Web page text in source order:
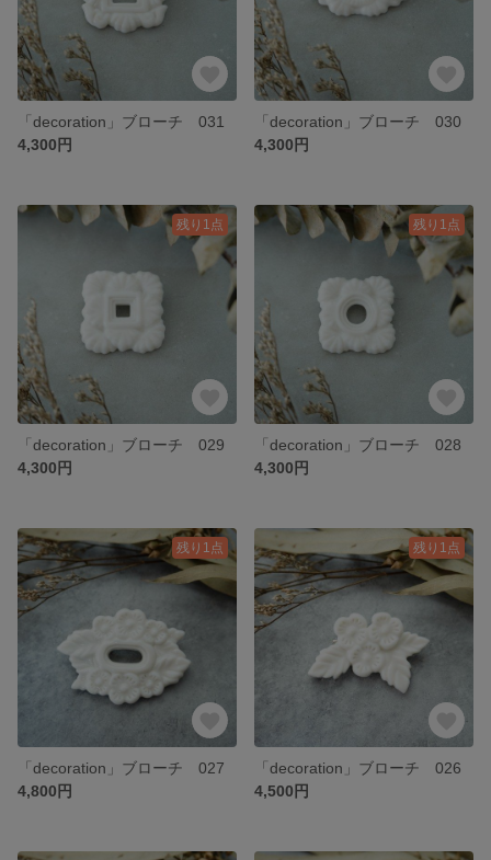
「decoration」ブローチ 031
4,300円
「decoration」ブローチ 030
4,300円
残り1点
「decoration」ブローチ 029
4,300円
残り1点
「decoration」ブローチ 028
4,300円
残り1点
「decoration」ブローチ 027
4,800円
残り1点
「decoration」ブローチ 026
4,500円